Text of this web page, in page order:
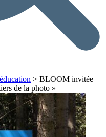
> BLOOM invitée
de la photo »